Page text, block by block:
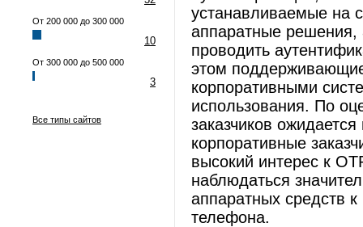
От 200 000 до 300 000
10
От 300 000 до 500 000
3
Все типы сайтов
устанавливаемые на
аппаратные
проводить
этом
корпоративными
использования. По
заказчиков
корпоративные
высокий интерес к
наблюдаться
аппаратных средств
телефона.